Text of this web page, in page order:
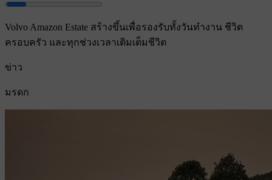
Volvo Amazon Estate สร้างขึ้นเพื่อรองรับทั้งวันทำงาน ชีวิต
ครอบครัว และทุกช่วงเวลาเติมเต็มชีวิต
ข่าว
มรดก